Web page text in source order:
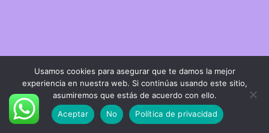
Usamos cookies para asegurar que te damos la mejor
experiencia en nuestra web. Si continúas usando este sitio,
asumiremos que estás de acuerdo con ello.
Aceptar
No Política de privacidad